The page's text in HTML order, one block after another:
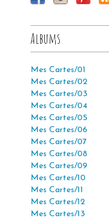
Albums
Mes Cartes/01
Mes Cartes/02
Mes Cartes/03
Mes Cartes/04
Mes Cartes/05
Mes Cartes/06
Mes Cartes/07
Mes Cartes/08
Mes Cartes/09
Mes Cartes/10
Mes Cartes/11
Mes Cartes/12
Mes Cartes/13